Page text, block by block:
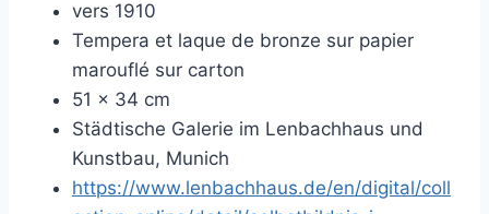
vers 1910
Tempera et laque de bronze sur papier
marouflé sur carton
51 × 34 cm
Städtische Galerie im Lenbachhaus und
Kunstbau, Munich
https://www.lenbachhaus.de/en/digital/coll